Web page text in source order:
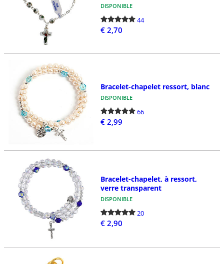
DISPONIBLE
44
€ 2,70
Bracelet-chapelet ressort, blanc
DISPONIBLE
66
€ 2,99
Bracelet-chapelet, à ressort,
verre transparent
DISPONIBLE
20
€ 2,90